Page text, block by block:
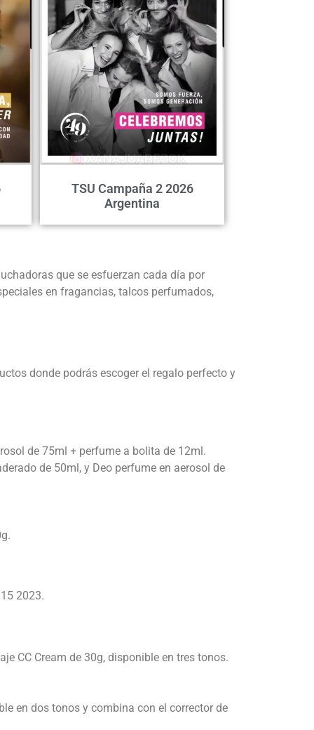
TSU Campaña 2 2026
Argentina
que se esfuerzan cada día por
en fragancias, talcos perfumados,
donde podrás escoger el regalo perfecto y
de 75ml + perfume a bolita de 12ml.
de 50ml, y Deo perfume en aerosol de
2023.
CC Cream de 30g, disponible en tres tonos.
en dos tonos y combina con el corrector de